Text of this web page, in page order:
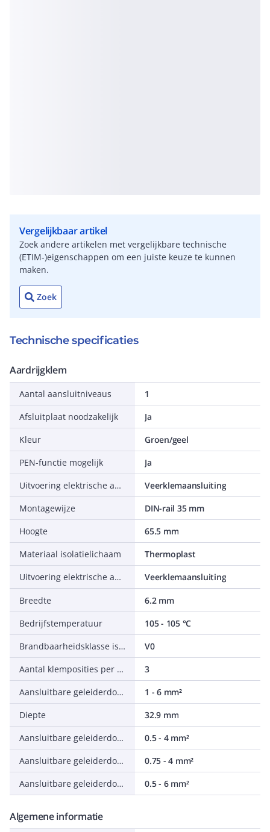
Vergelijkbaar artikel
Zoek andere artikelen met vergelijkbare technische
(ETIM-)eigenschappen om een juiste keuze te kunnen
maken.
Zoek
Technische specificaties
Aardrijgklem
Aantal aansluitniveaus
1
Afsluitplaat noodzakelijk
Ja
Kleur
Groen/geel
PEN-functie mogelijk
Ja
Uitvoering elektrische aansluiting 1
Veerklemaansluiting
Montagewijze
DIN-rail 35 mm
Hoogte
65.5 mm
Materiaal isolatielichaam
Thermoplast
Uitvoering elektrische aansluiting 2
Veerklemaansluiting
Breedte
6.2 mm
Bedrijfstemperatuur
105 - 105 °C
Brandbaarheidsklasse isolatiemateriaal conform UL 94
V0
Aantal klemposities per aansluitniveau
3
Aansluitbare geleiderdoorsnede eendraads
1 - 6 mm²
Diepte
32.9 mm
Aansluitbare geleiderdoorsnede meerdraads
0.5 - 4 mm²
Aansluitbare geleiderdoorsnede fijndraads met adereindhuls
0.75 - 4 mm²
Aansluitbare geleiderdoorsnede fijndraads zonder adereindhuls
0.5 - 6 mm²
Algemene informatie